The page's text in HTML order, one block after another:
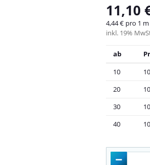
11,10
4,44 € pro 1 m
inkl. 19%
ab
10
20
30
40